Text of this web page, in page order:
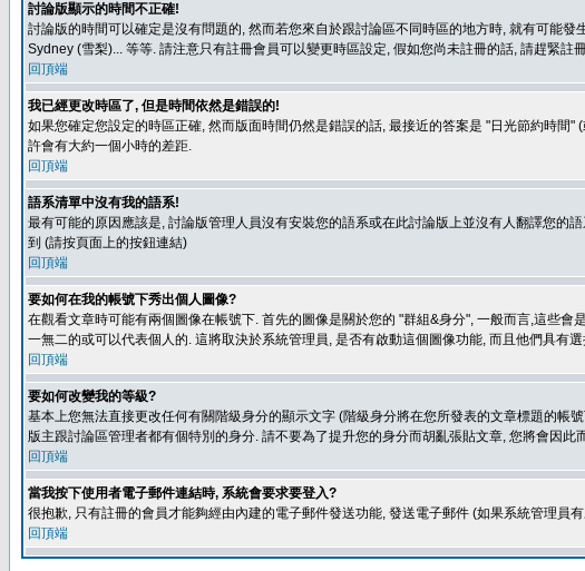
討論版顯示的時間不正確!
討論版的時間可以確定是沒有問題的, 然而若您來自於跟討論區不同時區的地方時, 就有可能
Sydney (雪梨)... 等等. 請注意只有註冊會員可以變更時區設定, 假如您尚未註冊的話, 請趕緊註
回頂端
我已經更改時區了, 但是時間依然是錯誤的!
如果您確定您設定的時區正確, 然而版面時間仍然是錯誤的話, 最接近的答案是 "日光節約時
許會有大約一個小時的差距.
回頂端
語系清單中沒有我的語系!
最有可能的原因應該是, 討論版管理人員沒有安裝您的語系或在此討論版上並沒有人翻譯您的
到 (請按頁面上的按鈕連結)
回頂端
要如何在我的帳號下秀出個人圖像?
在觀看文章時可能有兩個圖像在帳號下. 首先的圖像是關於您的 "群組&身分", 一般而言,這些
一無二的或可以代表個人的. 這將取決於系統管理員, 是否有啟動這個圖像功能, 而且他們具
回頂端
要如何改變我的等級?
基本上您無法直接更改任何有關階級身分的顯示文字 (階級身分將在您所發表的文章標題的
版主跟討論區管理者都有個特別的身分. 請不要為了提升您的身分而胡亂張貼文章, 您將會因
回頂端
當我按下使用者電子郵件連結時, 系統會要求要登入?
很抱歉, 只有註冊的會員才能夠經由內建的電子郵件發送功能, 發送電子郵件 (如果系統管理員
回頂端